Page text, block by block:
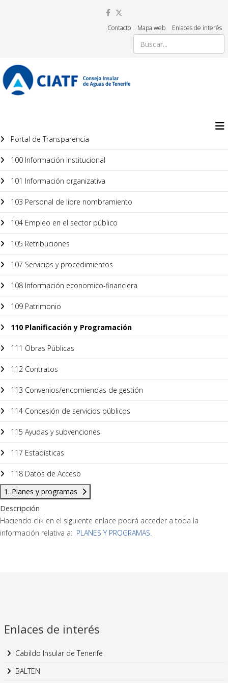
Contacto Mapa web Enlaces de interés
Portal de Transparencia
100 Información institucional
101 Información organizativa
103 Personal de libre nombramiento
104 Empleo en el sector público
105 Retribuciones
107 Servicios y procedimientos
108 Información economico-financiera
109 Patrimonio
110 Planificación y Programación
111 Obras Públicas
112 Contratos
113 Convenios/encomiendas de gestión
114 Concesión de servicios públicos
115 Ayudas y subvenciones
117 Estadísticas
118 Datos de Acceso
1. Planes y programas
Descripción
Haciendo clik en el siguiente enlace podrá acceder a toda la
información relativa a: PLANES Y PROGRAMAS.
Enlaces de interés
Cabildo Insular de Tenerife
BALTEN